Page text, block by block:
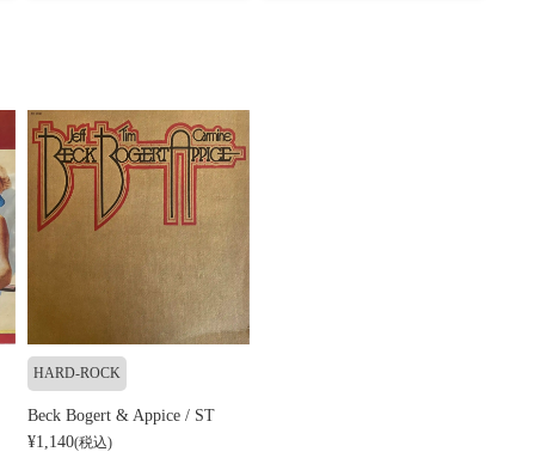
HARD-ROCK
Beck Bogert & Appice / ST
¥1,140(税込)